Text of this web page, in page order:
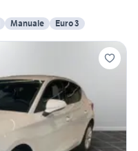
Manuale Euro 3